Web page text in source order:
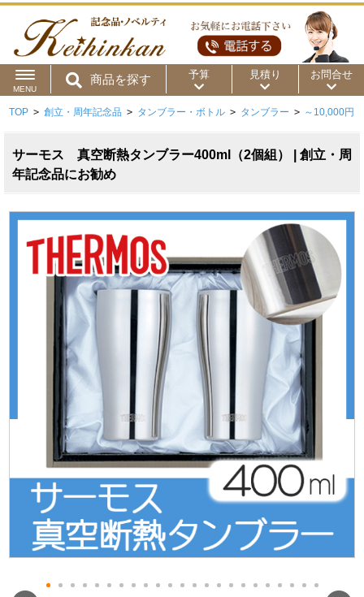
MENU
商品を探す 予算
用途から
商品カテゴリ
～50円 ～100円 ～200円
～300円 ～500円 ～1,000円
～15,000円 ～20,000円 ～30,000円
～50,000円 50,001円～
見積り お問合せ
TOP > 創立・周年記念品 > タンブラー・ボトル > タンブラー > ～10,000円
サーモス 真空断熱タンブラー400ml（2個組） | 創立・周
年記念品にお勧め